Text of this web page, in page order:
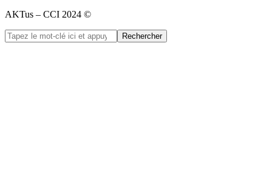
AKTus – CCI 2024 ©